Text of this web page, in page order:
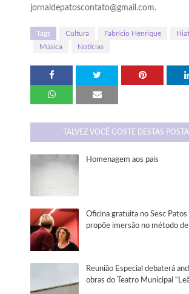
jornaldepatoscontato@gmail.com.
Tags Cultura Fabrício Henrique
Música
Notícias
TALVEZ VOCÊ GOSTE DESTAS
Homenagem aos pais
Oficina gratuita no Sesc Patos
propõe imersão no método
Reunião Especial debaterá
obras do Teatro Municipal